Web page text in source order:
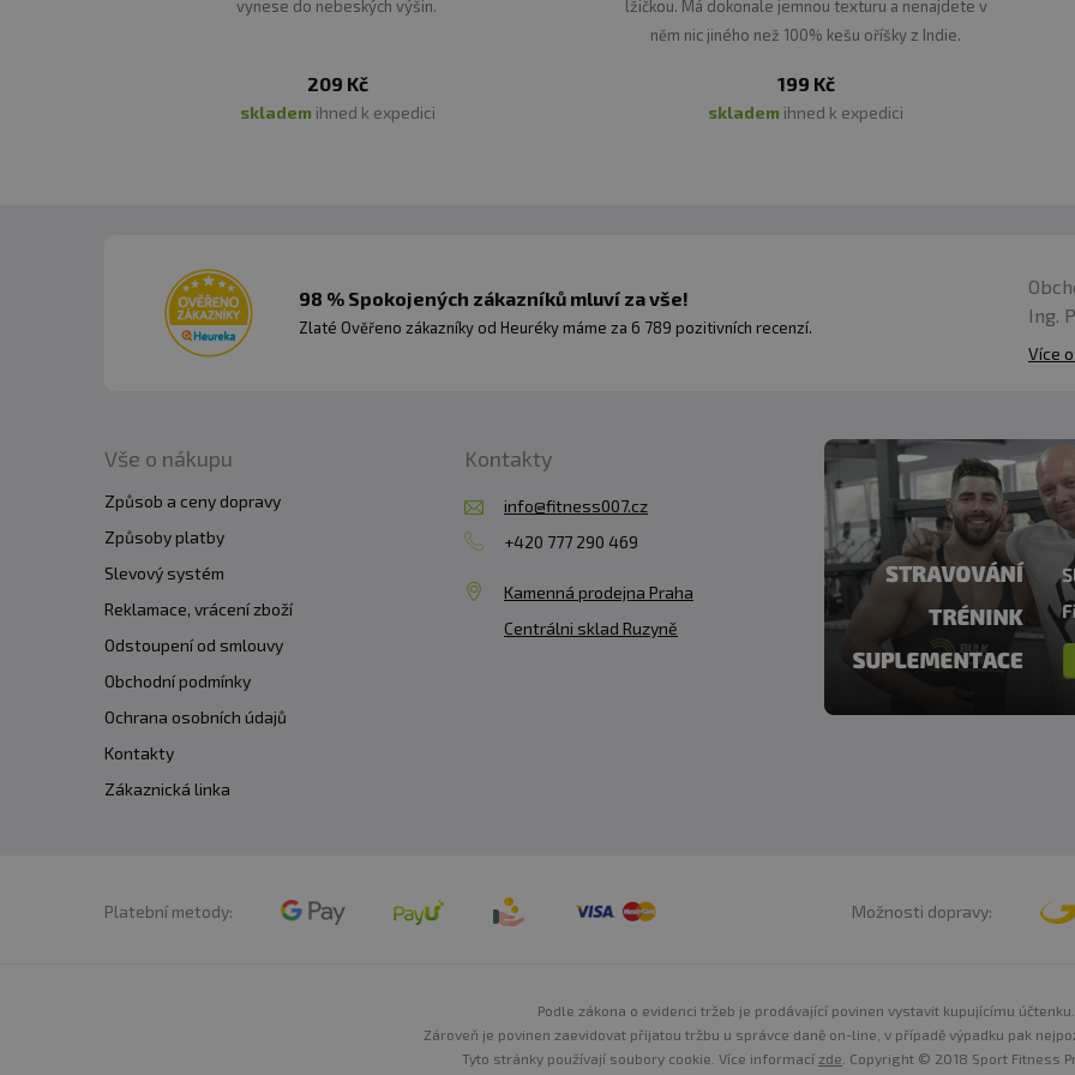
vynese do nebeských výšin.
209 Kč
skladem ihned k expedici
lžičkou. Má dokonale jemnou texturu a nenajdete v
něm nic jiného než 100% kešu oříšky z Indie.
199 Kč
skladem ihned k expedici
98 % Spokojených zákazníků mluví za vše!
Zlaté Ověřeno zákazníky od Heuréky máme za 6 789 pozitivních recenzí.
Ing.
Více
Vše o nákupu
Způsob a ceny dopravy
Způsoby platby
Slevový systém
Reklamace, vrácení zboží
Odstoupení od smlouvy
Obchodní podmínky
Ochrana osobních údajů
Kontakty
Zákaznická linka
Kontakty
info@fitness007.cz
+420 777 290 469
Kamenná prodejna Praha
Centrálni sklad Ruzyně
Platební metody: Možnosti dopravy:
Podle zákona o evidenci tržeb je prodávající povinen vystavit kupujícímu účtenku.
Zároveň je povinen zaevidovat přijatou tržbu u správce daně on-line, v případě výpadku pak
Tyto stránky používají soubory cookie. Více informací zde . Copyright © 2018 Sport Fitness